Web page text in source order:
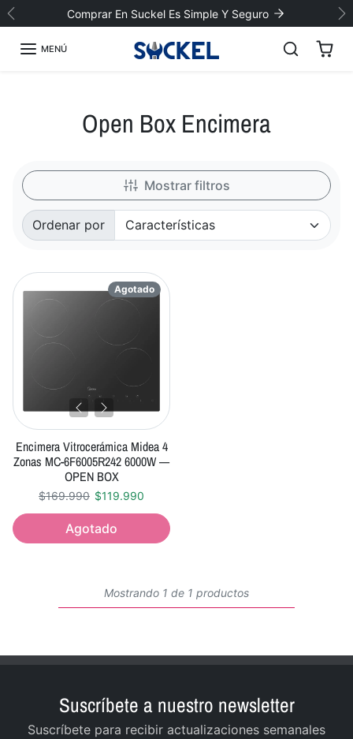
Saltar al contenidoComprar En Suckel Es Simple Y Seguro
Previo
MENÚ
Open Box Encimera
Mostrar filtros
Ordenar por
Agotado
Encimera Vitrocerámica Midea 4
Zonas MC-6F6005R242 6000W —
OPEN BOX
Precio normal
$169.990 Precio oferta
$119.990
Agotado
Mostrando 1 de 1 productos
Suscríbete a nuestro newsletter
Suscríbete para recibir actualizaciones semanales